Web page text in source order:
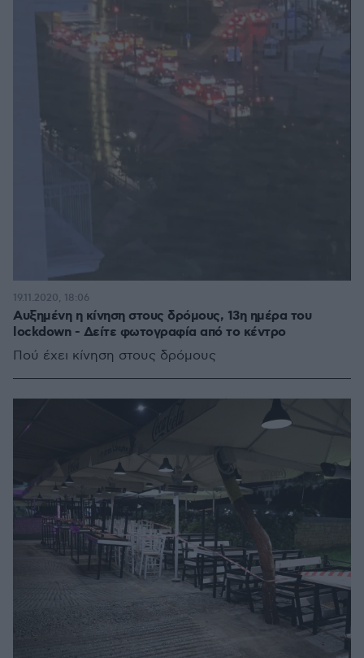
Αυξημένη η κίνηση στους δρόμους, 13η ημέρα του
lockdown - Δείτε φωτογραφία από το κέντρο
Πού έχει κίνηση στους δρόμους
19.11.2020, 18:06